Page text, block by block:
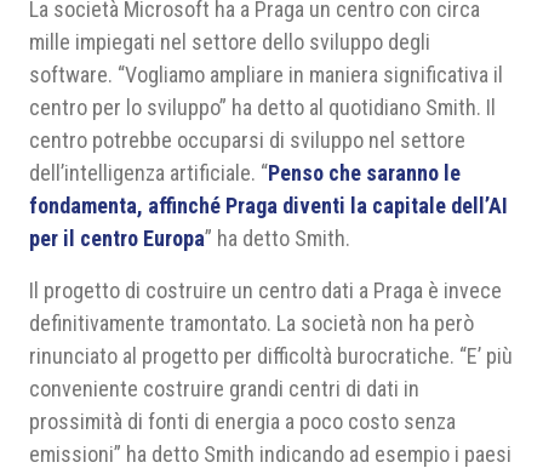
La società Microsoft ha a Praga un centro con circa
mille impiegati nel settore dello sviluppo degli
software. “Vogliamo ampliare in maniera significativa il
centro per lo sviluppo” ha detto al quotidiano Smith. Il
centro potrebbe occuparsi di sviluppo nel settore
dell’intelligenza artificiale. “Penso che saranno le
fondamenta, affinché Praga diventi la capitale dell’AI
per il centro Europa” ha detto Smith.
Il progetto di costruire un centro dati a Praga è invece
definitivamente tramontato. La società non ha però
rinunciato al progetto per difficoltà burocratiche. “E’ più
conveniente costruire grandi centri di dati in
prossimità di fonti di energia a poco costo senza
emissioni” ha detto Smith indicando ad esempio i paesi